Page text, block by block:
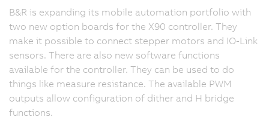
B&R is expanding its mobile automation portfolio with
two new option boards for the X90 controller. They
make it possible to connect stepper motors and IO-Link
sensors. There are also new software functions
available for the controller. They can be used to do
things like measure resistance. The available PWM
outputs allow configuration of dither and H bridge
functions.